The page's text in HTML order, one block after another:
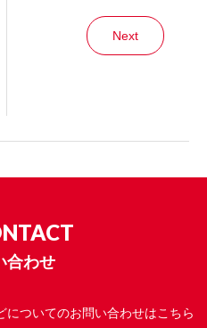
Next
合わせ
についてのお問い合わせはこちら